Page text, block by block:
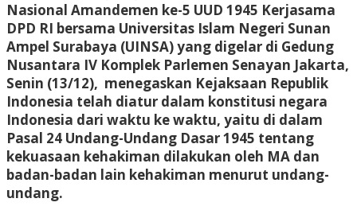
Nasional Amandemen ke-5 UUD 1945 Kerjasama
DPD RI bersama Universitas Islam Negeri Sunan
Ampel Surabaya (UINSA) yang digelar di Gedung
Nusantara IV Komplek Parlemen Senayan Jakarta,
Senin (13/12), menegaskan Kejaksaan Republik
Indonesia telah diatur dalam konstitusi negara
Indonesia dari waktu ke waktu, yaitu di dalam
Pasal 24 Undang-Undang Dasar 1945 tentang
kekuasaan kehakiman dilakukan oleh MA dan
badan-badan lain kehakiman menurut undang-
undang.